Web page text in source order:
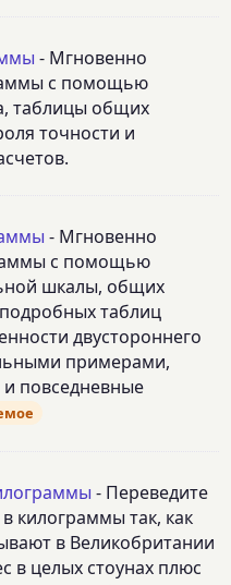
- Мгновенно
с помощью
таблицы общих
точности и
- Мгновенно
с помощью
шкалы, общих
таблиц
двустороннего
примерами,
повседневные
- Переведите
килограммы так, как
в Великобритании
в целых стоунах плюс